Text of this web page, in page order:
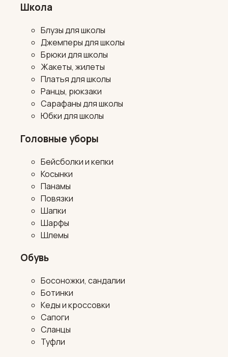
Школа
Блузы для школы
Джемперы для школы
Брюки для школы
Жакеты, жилеты
Платья для школы
Ранцы, рюкзаки
Сарафаны для школы
Юбки для школы
Головные уборы
Бейсболки и кепки
Косынки
Панамы
Повязки
Шапки
Шарфы
Шлемы
Обувь
Босоножки, сандалии
Ботинки
Кеды и кроссовки
Сапоги
Сланцы
Туфли